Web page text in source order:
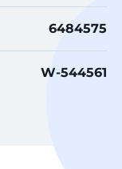
6484575
W-544561